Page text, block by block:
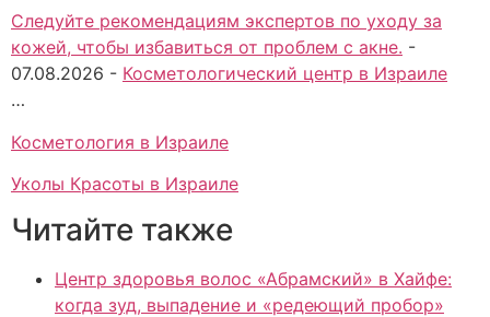
Следуйте рекомендациям экспертов по уходу за
кожей, чтобы избавиться от проблем с акне. -
07.08.2026 - Косметологический центр в Израиле
…
Косметология в Израиле
Уколы Красоты в Израиле
Читайте также
Центр здоровья волос «Абрaмский» в Хайфе:
когда зуд, выпадение и «редеющий пробор»